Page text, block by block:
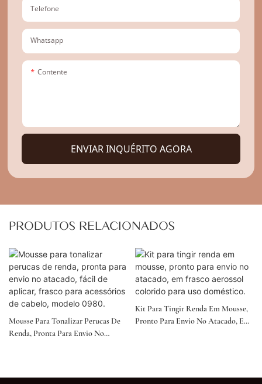
Telefone
Whatsapp
Contente
ENVIAR INQUÉRITO AGORA
PRODUTOS RELACIONADOS
Mousse Para Tonalizar Perucas De
Renda, Pronta Para Envio No
Kit Para Tingir Renda Em Mousse,
Pronto Para Envio No Atacado, Em